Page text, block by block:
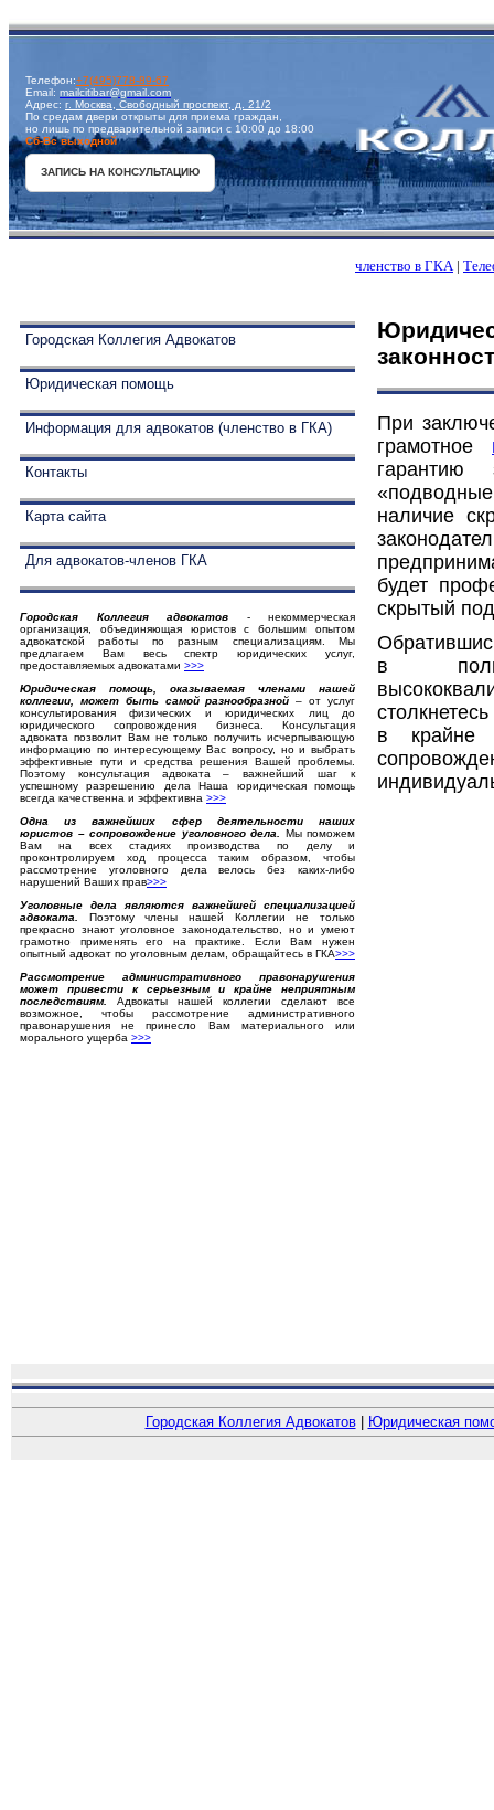
Телефон:+7(495)778-89-67
Email: mailcitibar@gmail.com
Адрес: г. Москва, Свободный проспект, д. 21/2
По средам двери открыты для приема граждан,
но лишь по предварительной записи с 10:00 до 18:00
Сб-Вс выходной
ЗАПИСЬ НА КОНСУЛЬТАЦИЮ
членство в ГКА|
Городская Коллегия Адвокатов
Юридическая помощь
Информация для адвокатов (членство в ГКА)
Контакты
Карта сайта
Для адвокатов-членов ГКА
Городская Коллегия адвокатов - некоммерческая
организация, объединяющая юристов с большим опытом
адвокатской работы по разным специализациям. Мы
предлагаем Вам весь спектр юридических услуг,
предоставляемых адвокатами >>>
Юридическая помощь, оказываемая членами нашей
коллегии, может быть самой разнообразной – от услуг
консультирования физических и юридических лиц до
юридического сопровождения бизнеса. Консультация
адвоката позволит Вам не только получить исчерпывающую
информацию по интересующему Вас вопросу, но и выбрать
эффективные пути и средства решения Вашей проблемы.
Поэтому консультация адвоката – важнейший шаг к
успешному разрешению дела Наша юридическая помощь
всегда качественна и эффективна >>>
Одна из важнейших сфер деятельности наших
юристов – сопровождение уголовного дела.
Мы поможем
Вам на всех стадиях производства по делу и
проконтролируем ход процесса таким образом, чтобы
рассмотрение уголовного дела велось без каких-либо
нарушений Ваших прав>>>
Уголовные дела являются важнейшей специализацией
адвоката.
Поэтому члены нашей Коллегии не только
прекрасно знают уголовное законодательство, но и умеют
грамотно применять его на практике. Если Вам нужен
опытный адвокат по уголовным делам, обращайтесь в ГКА>>>
Рассмотрение административного правонарушения
может привести к серьезным и крайне неприятным
последствиям.
Адвокаты нашей коллегии сделают все
возможное, чтобы рассмотрение административного
правонарушения не принесло Вам материального или
морального ущерба >>>
При
грамотное
гарантию
наличие
будет
скрытый
в
в крайне
Городская Коллегия Адвокатов| Юридическая